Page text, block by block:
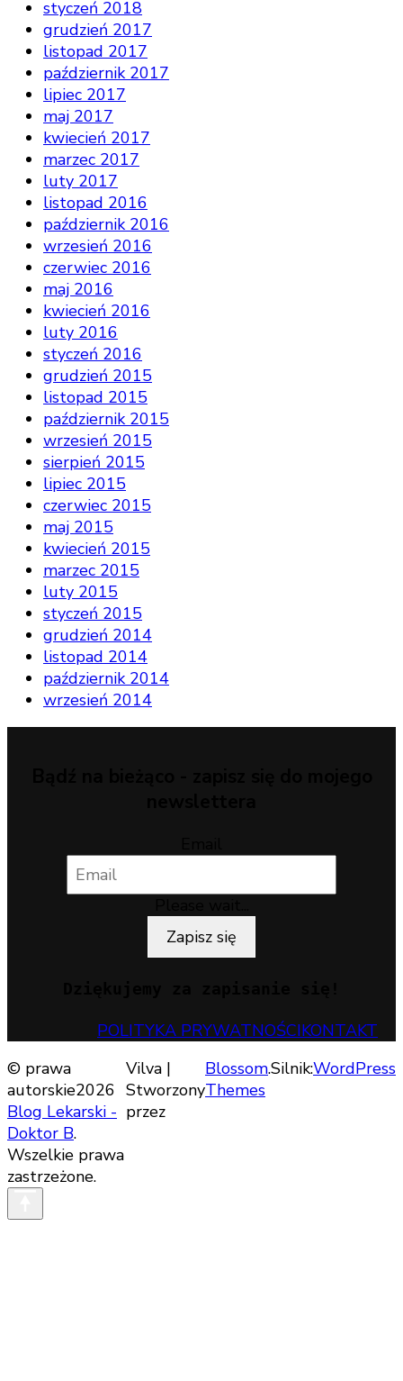
styczeń 2018
grudzień 2017
listopad 2017
październik 2017
lipiec 2017
maj 2017
kwiecień 2017
marzec 2017
luty 2017
listopad 2016
październik 2016
wrzesień 2016
czerwiec 2016
maj 2016
kwiecień 2016
luty 2016
styczeń 2016
grudzień 2015
listopad 2015
październik 2015
wrzesień 2015
sierpień 2015
lipiec 2015
czerwiec 2015
maj 2015
kwiecień 2015
marzec 2015
luty 2015
styczeń 2015
grudzień 2014
listopad 2014
październik 2014
wrzesień 2014
Zapisz się
POLITYKA PRYWATNOŚCIKONTAKT
© prawa
autorskie2026
Blog Lekarski -
Doktor B.
Wszelkie prawa
zastrzeżone.
Vilva |
Stworzony
przez
Blossom
Themes
.Silnik:WordPress